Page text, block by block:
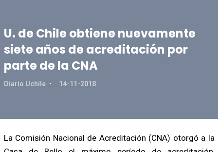
U. de Chile obtiene nuevamente
siete años de acreditación por
parte de la CNA
Diario Uchile 14-11-2018
La Comisión Nacional de Acreditación (CNA) otorgó a la